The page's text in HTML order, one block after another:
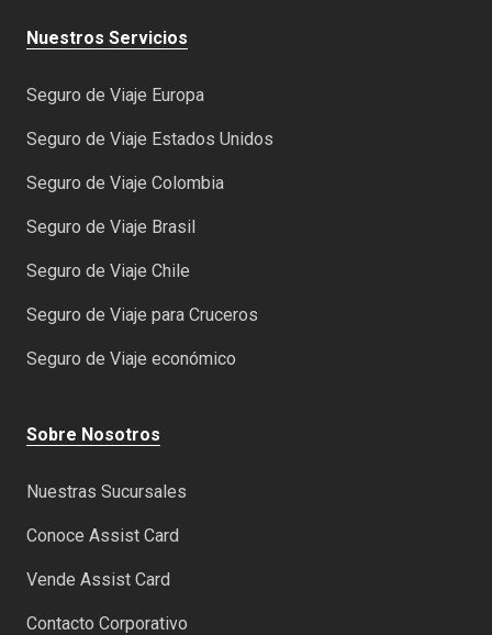
Nuestros Servicios
Seguro de Viaje Europa
Seguro de Viaje Estados Unidos
Seguro de Viaje Colombia
Seguro de Viaje Brasil
Seguro de Viaje Chile
Seguro de Viaje para Cruceros
Seguro de Viaje económico
Sobre Nosotros
Nuestras Sucursales
Conoce Assist Card
Vende Assist Card
Contacto Corporativo